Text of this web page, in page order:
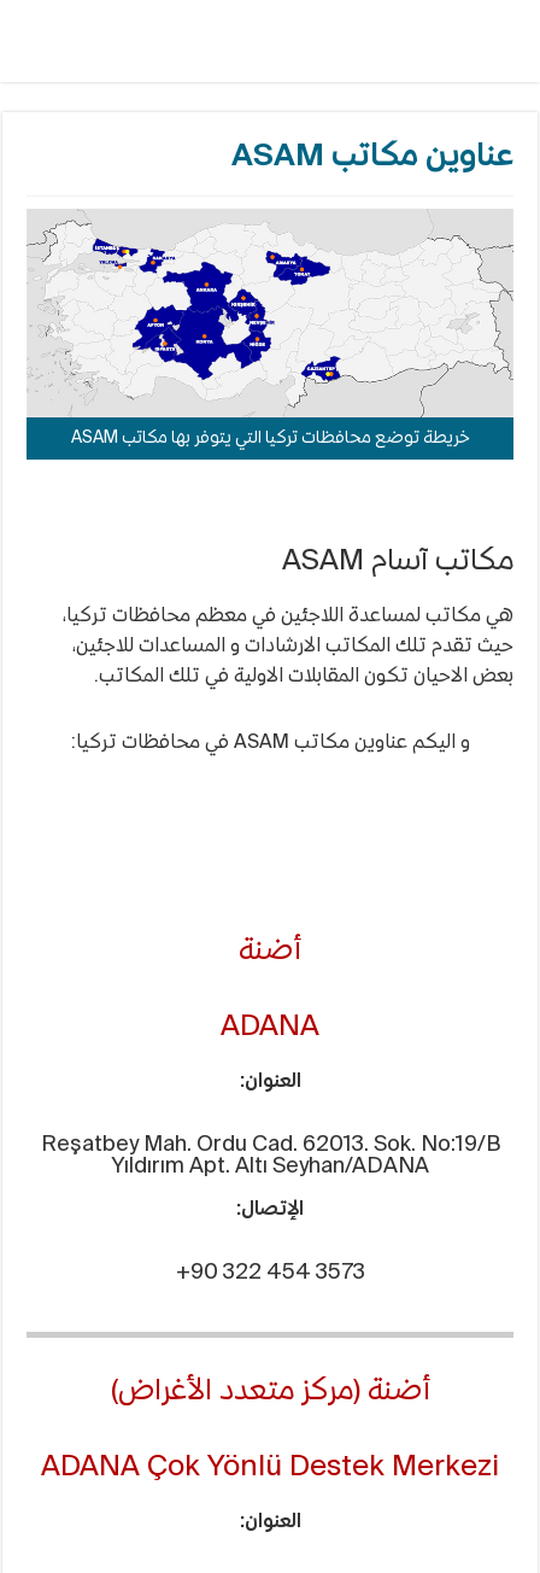
عناوين مكاتب ASAM
خريطة توضع محافظات تركيا التي يتوفر بها مكاتب ASAM
مكاتب آسام ASAM
هي مكاتب لمساعدة اللاجئين في معظم محافظات تركيا،
حيث تقدم تلك المكاتب الارشادات و المساعدات للاجئين،
بعض الاحيان تكون المقابلات الاولية في تلك المكاتب.
و اليكم عناوين مكاتب ASAM في محافظات تركيا:
أضنة
ADANA
العنوان:
Reşatbey Mah. Ordu Cad. 62013. Sok. No:19/B
Yıldırım Apt. Altı Seyhan/ADANA
الإتصال:
+90 322 454 3573
أضنة (مركز متعدد الأغراض)
ADANA Çok Yönlü Destek Merkezi
العنوان: